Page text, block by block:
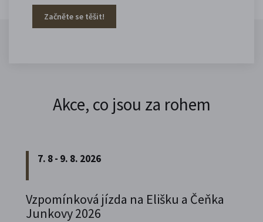
Začněte se těšit!
Akce, co jsou za rohem
7. 8 - 9. 8. 2026
Vzpomínková jízda na Elišku a Čeňka
Junkovy 2026